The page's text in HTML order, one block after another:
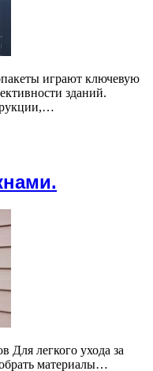
играют ключевую
зданий.
Для легкого ухода за
материалы…